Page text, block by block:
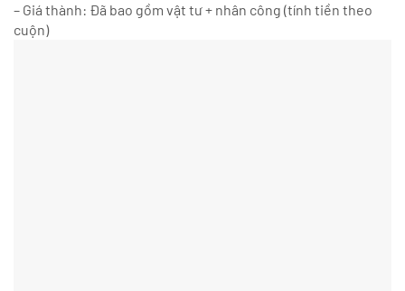
– Giá thành: Đã bao gồm vật tư + nhân công (tính tiền theo
cuộn)